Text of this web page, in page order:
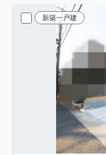
新築一戸建